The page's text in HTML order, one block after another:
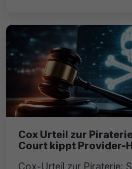
Cox Urteil zur
Court kippt Provider-
Cox-Urteil zur Piraterie: